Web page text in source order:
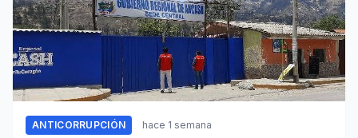
ANTICORRUPCIÓN hace 1 semana